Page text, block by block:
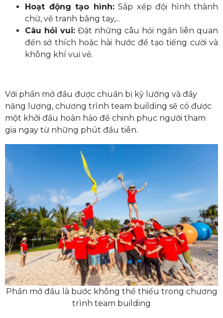
Hoạt động tạo hình:Sắp xếp đội hình thành
chữ, vẽ tranh bằng tay,...
Câu hỏi vui: Đặt những câu hỏi ngắn liên quan
đến sở thích hoặc hài hước để tạo tiếng cười và
không khí vui vẻ.
Với phần mở đầu được chuẩn bị kỹ lưỡng và đầy
năng lượng, chương trình team building sẽ có được
một khởi đầu hoàn hảo để chinh phục người tham
gia ngay từ những phút đầu tiên.
Phần mở đầu là bước không thể thiếu trong chương
trình team building